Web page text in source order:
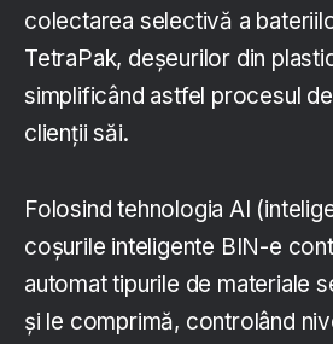
colectarea selectivă a
TetraPak, deșeurilor din
simplificând astfel procesul
clienții săi.
Folosind tehnologia AI
coșurile inteligente BIN-e
automat tipurile de materiale
și le comprimă, controlând